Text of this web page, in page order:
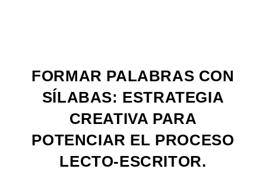
FORMAR PALABRAS CON
SÍLABAS: ESTRATEGIA
CREATIVA PARA
POTENCIAR EL PROCESO
LECTO-ESCRITOR.